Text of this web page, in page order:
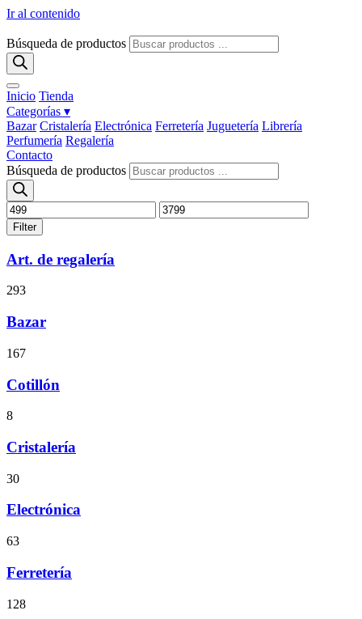
Ir al contenido
Búsqueda de productos
Inicio Tienda
Categorías ▾
Bazar Cristalería Electrónica Ferretería Juguetería Librería
Perfumería Regalería
Contacto
Búsqueda de productos
Filter
Art. de regalería
293
Bazar
167
Cotillón
8
Cristalería
30
Electrónica
63
Ferretería
128